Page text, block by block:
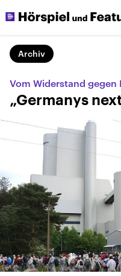
Archiv
Vom Widerstand gegen
„Germanys